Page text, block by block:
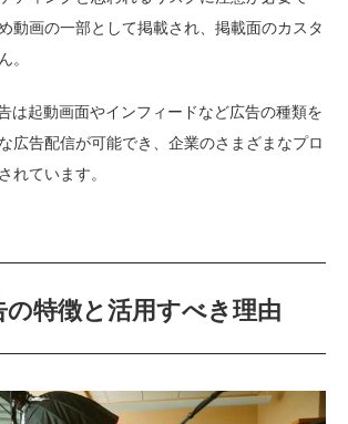
動画の一部として掲載され、掲載面のカスタ
。
は起動画面やインフィードなど広告の種類を
広告配信が可能でき、企業のさまざまなプロ
れています。
特徴と活用すべき理由